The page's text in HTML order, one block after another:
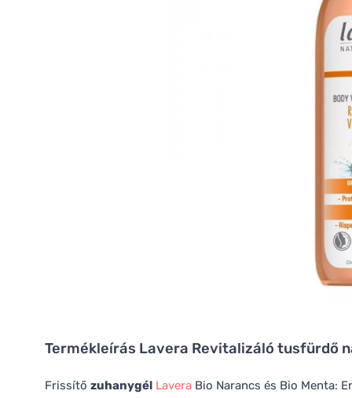
Termékleírás Lavera Revitalizáló tusfürdő
Frissítő zuhanygél Lavera Bio Narancs és Bio Menta: